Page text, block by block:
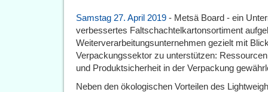
Samstag 27. April 2019 - Metsä Board - ein
verbessertes Faltschachtelkartonsortiment
Weiterverarbeitungsunternehmen gezielt mit
Verpackungssektor zu unterstützen:
und Produktsicherheit in der Verpackung
Neben den ökologischen Vorteilen des